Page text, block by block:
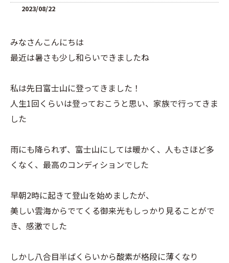
2023/08/22
みなさんこんにちは
最近は暑さも少し和らいできましたね
私は先日富士山に登ってきました！
人生1回くらいは登っておこうと思い、家族で行ってきま
した
雨にも降られず、富士山にしては暖かく、人もさほど多
くなく、最高のコンディションでした
早朝2時に起きて登山を始めましたが、
美しい雲海からでてくる御来光もしっかり見ることがで
き、感激でした
しかし八合目半ばくらいから酸素が格段に薄くなり